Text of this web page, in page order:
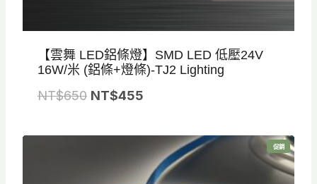
【雲舞 LED鋁條燈】SMD LED 低壓24V
16W/米 (鋁條+燈條)-TJ2 Lighting
NT$650 原
價
NT$455目
價
格
：
促銷特
價
商
品